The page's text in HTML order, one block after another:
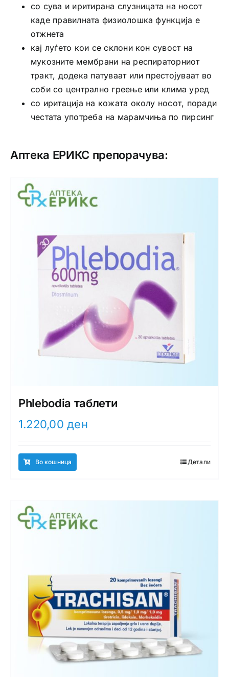
со сува и иритирана слузницата на носот
каде правилната физиолошка функција е
отжнета
кај луѓето кои се склони кон сувост на
мукозните мембрани на респираторниот
тракт, додека патуваат или престојуваат во
соби со централно греење или клима уред
со иритација на кожата околу носот, поради
честата употреба на марамчиња по пирсинг
Аптека ЕРИКС препорачува:
Phlebodia таблети
1.220,00ден
Во кошница Детали